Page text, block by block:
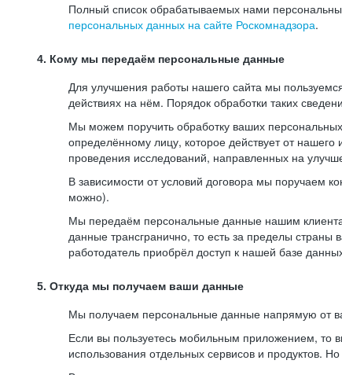
Полный список обрабатываемых нами
персональных данных на сайте Роскомнадзора.
4. Кому мы передаём персональные данные
Для улучшения работы нашего сайта мы
действиях на нём. Порядок обработки таких
Мы можем поручить обработку ваших
определённому лицу, которое действует от
проведения исследований, направленных на
В зависимости от условий договора мы поручаем
можно).
Мы передаём персональные данные нашим
данные трансгранично, то есть за пределы
работодатель приобрёл доступ к нашей базе
5. Откуда мы получаем ваши данные
Мы получаем персональные данные напрямую от
Если вы пользуетесь мобильным приложением, то
использования отдельных сервисов и продуктов.